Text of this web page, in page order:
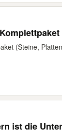
(Steine,
Granit Stufen (auf den